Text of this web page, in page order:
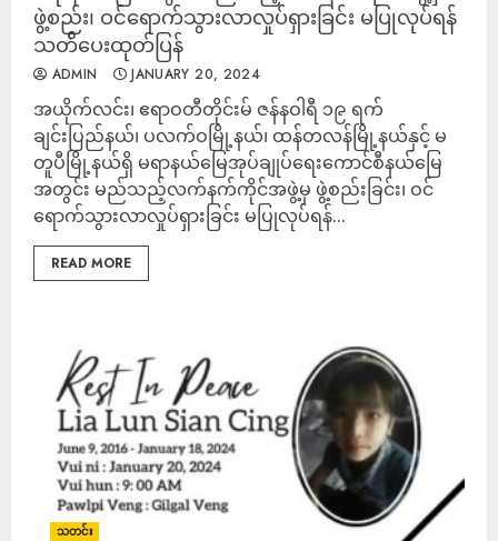
ဖွဲ့စည်း၊ ဝင်ရောက်သွားလာလှုပ်ရှားခြင်း မပြုလုပ်ရန်
သတ်ိပေးထုတ်ပြန်
ADMIN JANUARY 20, 2024
အယိုက်လင်း၊ ဧရာဝတီတိုင်းမ် ဇန်နဝါရီ ၁၉ ရက်
ချင်းပြည်နယ်၊ ပလက်ဝမြို့နယ်၊ ထန်တလန်မြို့နယ်နှင့် မ
တူပီမြို့နယ်ရှိ မရာနယ်မြေအုပ်ချုပ်ရေးကောင်စီနယ်မြေ
အတွင်း မည်သည့်လက်နက်ကိုင်အဖွဲ့မှ ဖွဲ့စည်းခြင်း၊ ဝင်
ရောက်သွားလာလှုပ်ရှားခြင်း မပြုလုပ်ရန်...
READ MORE
သတင်း